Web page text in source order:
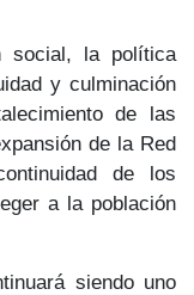
social, la política
y culminación
de las
de la Red
de los
a la población
siendo uno